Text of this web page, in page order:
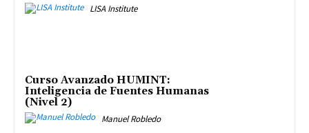
LISA Institute
Curso Avanzado HUMINT:
Inteligencia de Fuentes Humanas
(Nivel 2)
Manuel Robledo